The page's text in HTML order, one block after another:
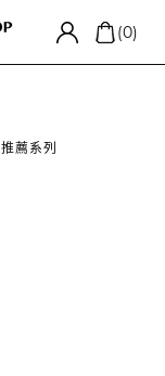
(0)
推薦系列